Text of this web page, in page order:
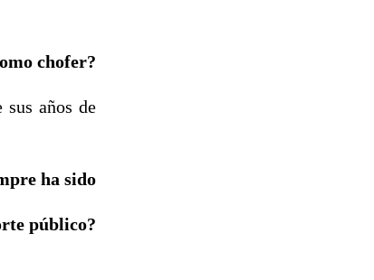
chofer?
sus años de
ha sido
público?